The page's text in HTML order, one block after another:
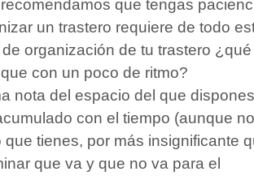
que tengas
un trastero requiere de todo
organización de tu trastero ¿qué
con un poco de ritmo?
nota del espacio del que
con el tiempo (aunque
tienes, por más insignificante
que va y que no va para el